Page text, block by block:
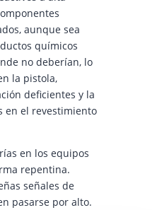
aunque sea
químicos
no deberían, lo
la pistola,
deficientes y la
en el revestimiento
en los equipos
repentina.
señales de
pasarse por alto.